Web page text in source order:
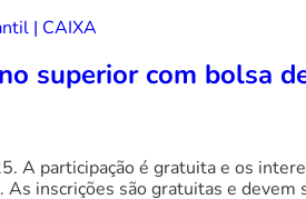
| CAIXA
superior com bolsa
A participação é gratuita e os
inscrições são gratuitas e devem